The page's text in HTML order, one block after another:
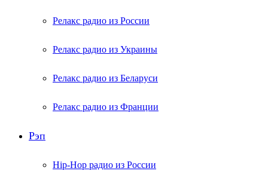
Релакс радио из России
Релакс радио из Украины
Релакс радио из Беларуси
Релакс радио из Франции
Рэп
Hip-Hop радио из России